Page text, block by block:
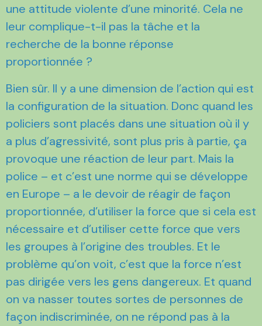
une attitude violente d’une minorité. Cela ne
leur complique-t-il pas la tâche et la
recherche de la bonne réponse
proportionnée ?
Bien sûr. Il y a une dimension de l’action qui est
la configuration de la situation. Donc quand les
policiers sont placés dans une situation où il y
a plus d’agressivité, sont plus pris à partie, ça
provoque une réaction de leur part. Mais la
police – et c’est une norme qui se développe
en Europe – a le devoir de réagir de façon
proportionnée, d’utiliser la force que si cela est
nécessaire et d’utiliser cette force que vers
les groupes à l’origine des troubles. Et le
problème qu’on voit, c’est que la force n’est
pas dirigée vers les gens dangereux. Et quand
on va nasser toutes sortes de personnes de
façon indiscriminée, on ne répond pas à la